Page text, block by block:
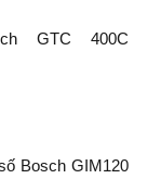
GTC 400C
Bosch GIM120